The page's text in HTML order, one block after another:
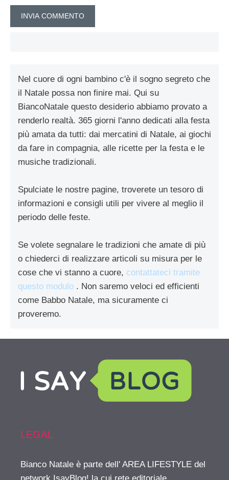
Nel cuore di ogni bambino c'è il sogno segreto che
il Natale possa non finire mai. Qui su
BiancoNatale questo desiderio abbiamo provato a
renderlo realtà. 365 giorni l'anno dedicati alla festa
più amata da tutti: dai mercatini di Natale, ai giochi
da fare in compagnia, alle ricette per la festa e le
musiche tradizionali.
Spulciate le nostre pagine, troverete un tesoro di
informazioni e consigli utili per vivere al meglio il
periodo delle feste.
Se volete segnalare le tradizioni che amate di più
o chiederci di realizzare articoli su misura per le
cose che vi stanno a cuore, contattateci tramite
questo modulo . Non saremo veloci ed efficienti
come Babbo Natale, ma sicuramente ci
proveremo.
LEGAL
Bianco Natale è parte dell' AREA LIFESTYLE del